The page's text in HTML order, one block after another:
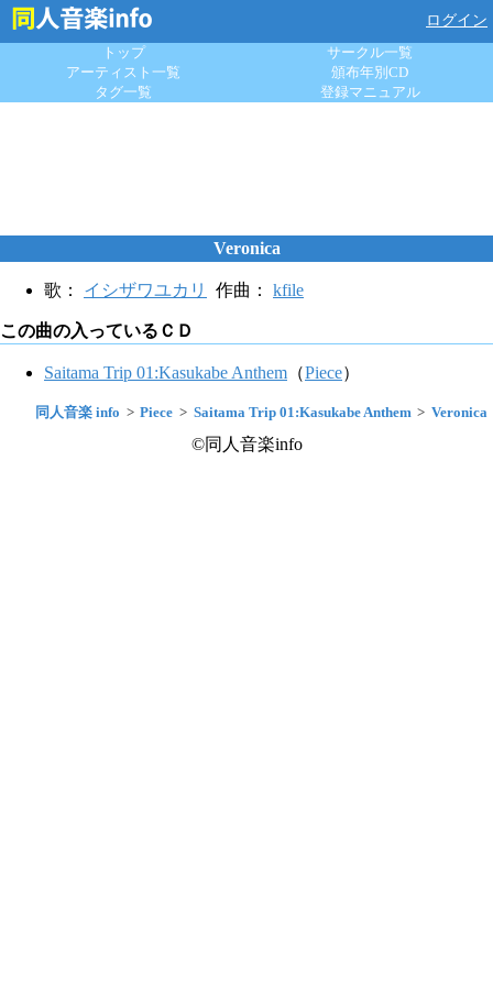
ログイン
トップ
サークル一覧
アーティスト一覧
頒布年別CD
タグ一覧
登録マニュアル
Veronica
歌： イシザワユカリ 作曲： kfile
この曲の入っているＣＤ
Saitama Trip 01:Kasukabe Anthem （Piece）
同人音楽 info Piece Saitama Trip 01:Kasukabe Anthem Veronica
©同人音楽info